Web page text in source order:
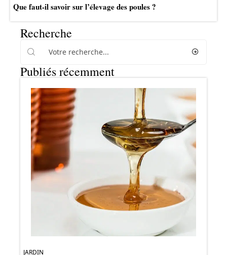
Que faut-il savoir sur l’élevage des poules ?
Recherche
Publiés récemment
JARDIN